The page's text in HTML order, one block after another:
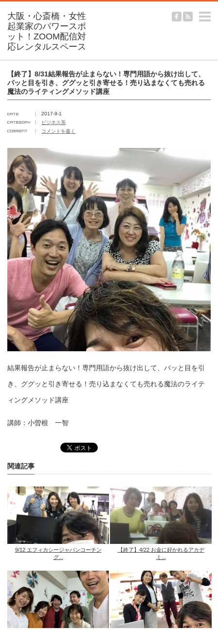
【終了】8/31結果報告が止まらない！専門用語から抜け出して、
パッと目を引き、ググッと引き寄せる！売り込まなくても売れる
魔法のライティングメソッド講座
2017-9-1
ビジネス系
コメントを書く
結果報告が止まらない！専門用語から抜け出して、パッと目を引
き、ググッと引き寄せる！売り込まなくても売れる魔法のライテ
ィングメソッド講座
講師：小曽根 一智
関連記事
9/12 エフィカシージャパンコーチン
グ...
【終了】4/22 お金に好かれるアカデ
ミ...